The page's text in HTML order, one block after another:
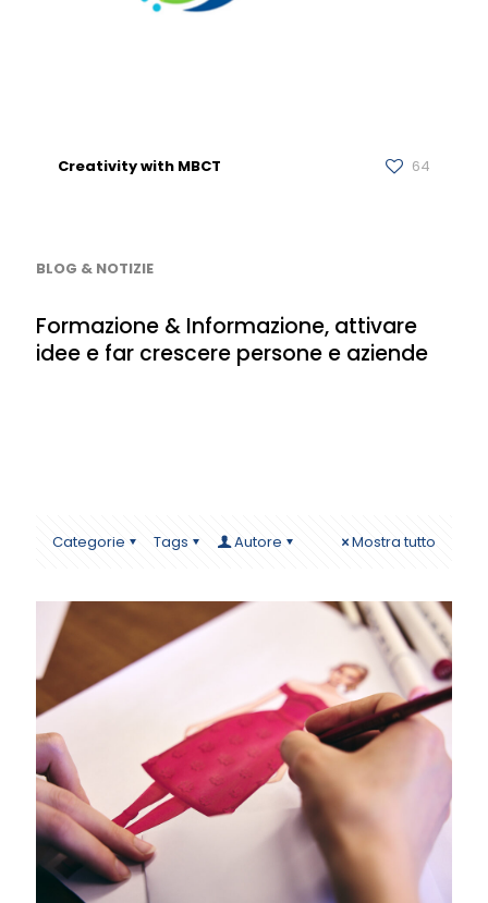
Creativity with MBCT 64
BLOG & NOTIZIE
Formazione & Informazione, attivare
idee e far crescere persone e aziende
Categorie Tags Autore Mostra tutto